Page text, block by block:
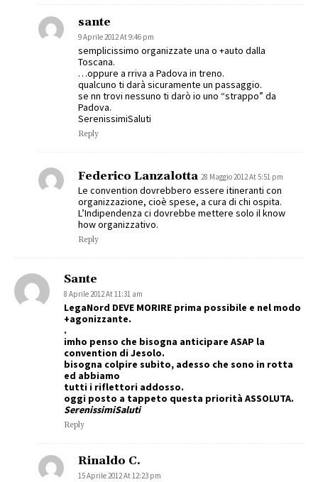
sante
9 Aprile 2012 At 9:46 pm
semplicissimo organizzate una o +auto dalla
Toscana.
…oppure a rriva a Padova in treno.
qualcuno ti darà sicuramente un passaggio.
se nn trovi nessuno ti darò io uno “strappo” da
Padova.
SerenissimiSaluti
Reply
Federico Lanzalotta 28 Maggio 2012 At 5:51 pm
Le convention dovrebbero essere itineranti con
organizzazione, cioè spese, a cura di chi ospita.
L’Indipendenza ci dovrebbe mettere solo il know
how organizzativo.
Reply
Sante
8 Aprile 2012 At 11:31 am
LegaNord DEVE MORIRE prima possibile e nel modo
+agonizzante.
.
imho penso che bisogna anticipare ASAP la
convention di Jesolo.
bisogna colpire subito, adesso che sono in rotta
ed abbiamo
tutti i riflettori addosso.
oggi posto a tappeto questa priorità ASSOLUTA.
SerenissimiSaluti
Reply
Rinaldo C.
15 Aprile 2012 At 12:23 pm